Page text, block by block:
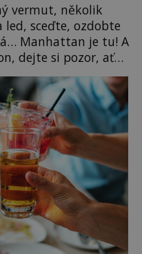
vermut, několik
sceďte, ozdobte
Manhattan je tu! A
dejte si pozor, ať
či klidně
whisku. Co se
skvělý, ale už to